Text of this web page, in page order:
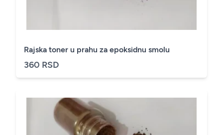
Rajska toner u prahu za epoksidnu smolu
360 RSD